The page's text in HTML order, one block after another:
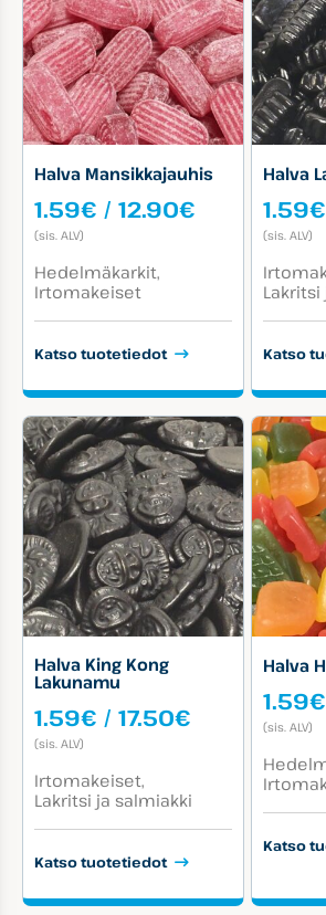
Halva Mansikkajauhis
1.59€ / 12.90€
12.90€
(sis. ALV)
Tuotekategoriat:
Hedelmäkarkit
Irtomakeiset
Katso tuotetiedot
Halva
1.59€
(sis. ALV)
Katso
Halva King Kong
Lakunamu
1.59€ / 17.50€
(sis. ALV)
Tuotekategoriat:
Irtomakeiset
Lakritsi ja salmiakki
Katso tuotetiedot
Halva
1.59€
(sis. ALV)
Katso